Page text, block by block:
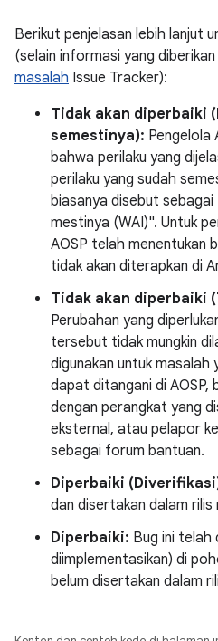
Berikut penjelasan lebih lanjut
(selain informasi yang
masalah Issue Tracker):
Tidak akan diperbaiki
semestinya): Pengelola
bahwa perilaku yang
perilaku yang sudah
biasanya disebut
mestinya (WAI)". Untuk
AOSP telah menentukan
tidak akan diterapkan di
Tidak akan diperbaiki
Perubahan yang
tersebut tidak mungkin
digunakan untuk
dapat ditangani di AOSP,
dengan perangkat yang
eksternal, atau pelapor
sebagai forum bantuan.
Diperbaiki
dan disertakan dalam rilis
Diperbaiki: Bug ini
diimplementasikan) di
belum disertakan dalam